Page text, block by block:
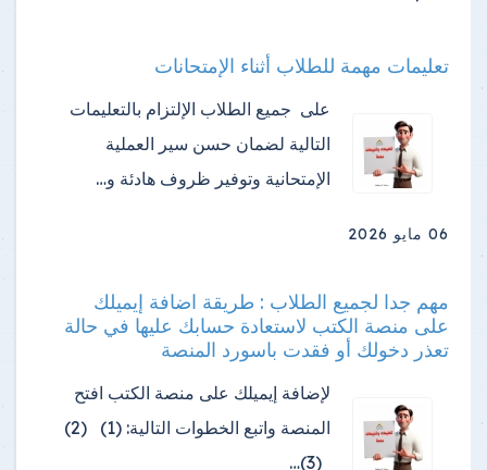
تعليمات مهمة للطلاب أثناء الإمتحانات
على جميع الطلاب الإلتزام بالتعليمات
التالية لضمان حسن سير العملية
الإمتحانية وتوفير ظروف هادئة و…
06 مايو 2026
مهم جدا لجميع الطلاب : طريقة اضافة إيميلك
على منصة الكتب لاستعادة حسابك عليها في حالة
تعذر دخولك أو فقدت باسورد المنصة
لإضافة إيميلك على منصة الكتب افتح
المنصة واتبع الخطوات التالية: (1) (2)
(3)…